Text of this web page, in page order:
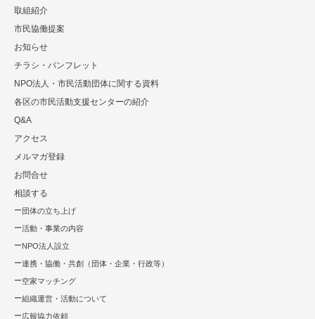
取組紹介
市⺠協働提案
お知らせ
チラシ・パンフレット
NPO法⼈・市⺠活動団体に関する資料
各区の市⺠活動⽀援センターの紹介
Q&A
アクセス
メルマガ登録
お問合せ
相談する
団体の立ち上げ
活動・事業の内容
NPO法⼈設⽴
連携・協働・共創（団体・企業・⾏政等）
空家マッチング
組織運営・活動について
広報協⼒依頼